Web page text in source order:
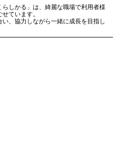
らしかる」は、綺麗な職場で利用者様
ています。
、協力しながら一緒に成長を目指し